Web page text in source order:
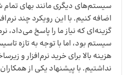
سیستم‌های دیگری مانند بهای تمام
اضافه کنیم. با این رویکرد چند
گزینه‌ای که نیاز ما را پاسخ می‌داد،
سیستم بود، اما با توجه به تازه
هزینه بالا برای خرید نرم‌افزار و
نداشتیم. با پیشنهاد یکی از